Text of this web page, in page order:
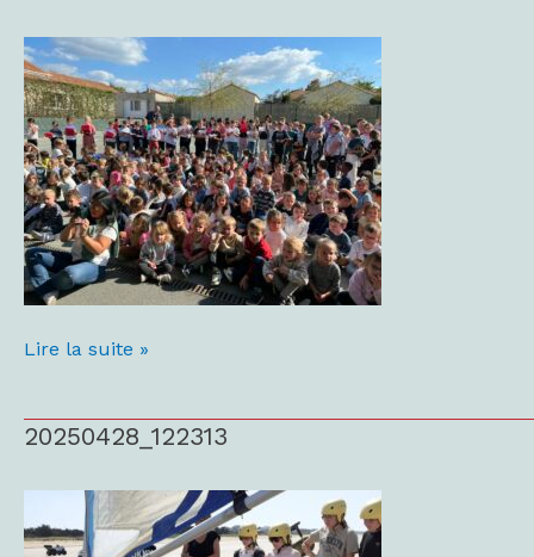
Lire la suite »
20250428_122313
20250428_122313